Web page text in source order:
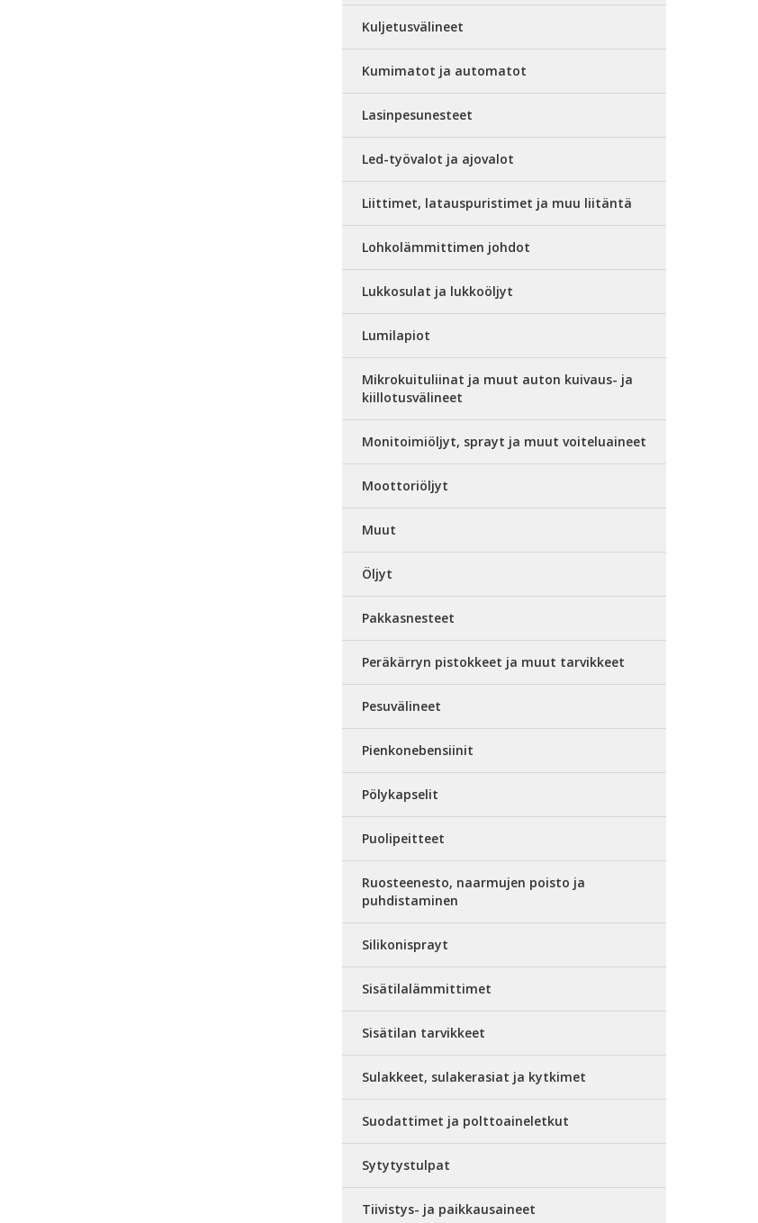
Kuljetusvälineet
Kumimatot ja automatot
Lasinpesunesteet
Led-työvalot ja ajovalot
Liittimet, latauspuristimet ja muu liitäntä
Lohkolämmittimen johdot
Lukkosulat ja lukkoöljyt
Lumilapiot
Mikrokuituliinat ja muut auton kuivaus- ja
kiillotusvälineet
Monitoimiöljyt, sprayt ja muut voiteluaineet
Moottoriöljyt
Muut
Öljyt
Pakkasnesteet
Peräkärryn pistokkeet ja muut tarvikkeet
Pesuvälineet
Pienkonebensiinit
Pölykapselit
Puolipeitteet
Ruosteenesto, naarmujen poisto ja
puhdistaminen
Silikonisprayt
Sisätilalämmittimet
Sisätilan tarvikkeet
Sulakkeet, sulakerasiat ja kytkimet
Suodattimet ja polttoaineletkut
Sytytystulpat
Tiivistys- ja paikkausaineet